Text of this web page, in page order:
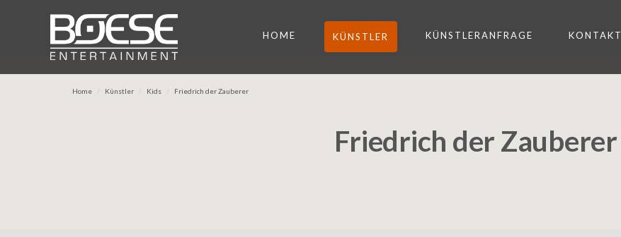
HOME KÜNSTLER KÜNSTLERANFRAGE KONTAKT
Home Künstler Kids Friedrich der Zauberer
Friedrich der Zauberer